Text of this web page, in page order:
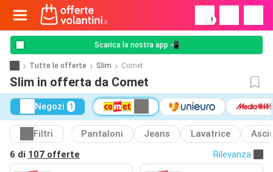
!
Scarica la nostra app 📲
Tutte le offerte Slim Comet
Slim in offerta da Comet
Negozi 1
Filtri Pantaloni Jeans Lavatrice
6 di 107 offerte Rilevanza